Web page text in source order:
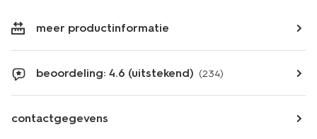
meer productinformatie
beoordeling: 4.6 (uitstekend) (234)
contactgegevens